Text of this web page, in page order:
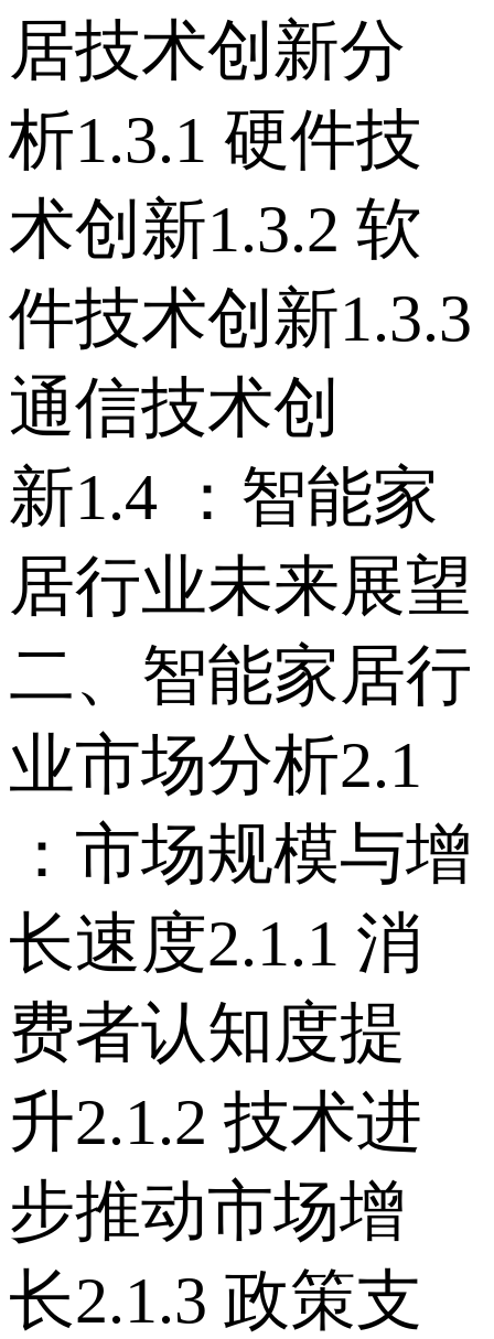
居技术创新分
析 1.3.1 硬件技
术创新 1.3.2 软
件技术创新 1.3.3
通信技术创
新 1.4 ：智能家
居行业未来展望
二、智能家居行
业市场分析 2.1
：市场规模与增
长速度 2.1.1 消
费者认知度提
升 2.1.2 技术进
步推动市场增
长 2.1.3 政策支